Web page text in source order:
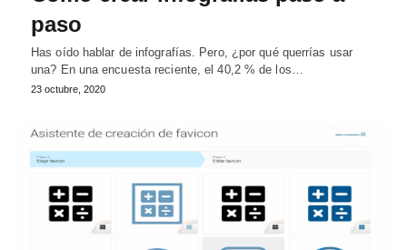
paso
Has oído hablar de infografías. Pero, ¿por qué querrías usar
una? En una encuesta reciente, el 40,2 % de los…
23 octubre, 2020